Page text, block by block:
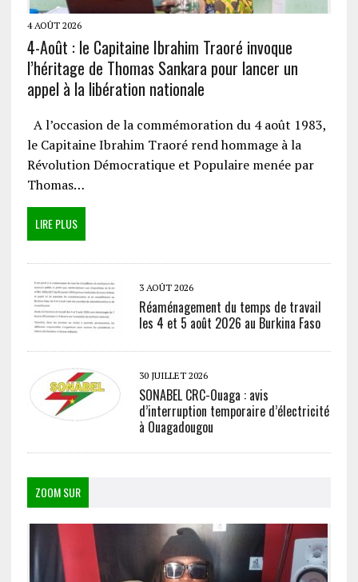
4 AOÛT 2026
4-Août : le Capitaine Ibrahim Traoré invoque
l’héritage de Thomas Sankara pour lancer un
appel à la libération nationale
A l’occasion de la commémoration du 4 août 1983,
le Capitaine Ibrahim Traoré rend hommage à la
Révolution Démocratique et Populaire menée par
Thomas…
LIRE PLUS
3 AOÛT 2026
Réaménagement du temps de travail
les 4 et 5 août 2026 au Burkina Faso
30 JUILLET 2026
SONABEL CRC-Ouaga : avis
d’interruption temporaire d’électricité
à Ouagadougou
ZOOM SUR